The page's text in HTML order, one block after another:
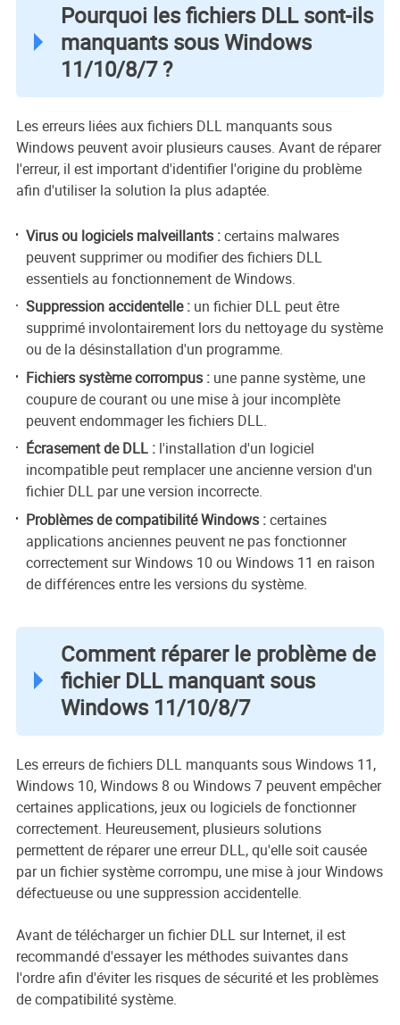
Pourquoi les fichiers DLL sont-ils
manquants sous Windows
11/10/8/7 ?
Les erreurs liées aux fichiers DLL manquants sous
Windows peuvent avoir plusieurs causes. Avant de réparer
l'erreur, il est important d'identifier l'origine du problème
afin d'utiliser la solution la plus adaptée.
Virus ou logiciels malveillants :certains malwares
peuvent supprimer ou modifier des fichiers DLL
essentiels au fonctionnement de Windows.
Suppression accidentelle : un fichier DLL peut être
supprimé involontairement lors du nettoyage du système
ou de la désinstallation d'un programme.
Fichiers système corrompus : une panne système, une
coupure de courant ou une mise à jour incomplète
peuvent endommager les fichiers DLL.
Écrasement de DLL : l'installation d'un logiciel
incompatible peut remplacer une ancienne version d'un
fichier DLL par une version incorrecte.
Problèmes de compatibilité Windows :certaines
applications anciennes peuvent ne pas fonctionner
correctement sur Windows 10 ou Windows 11 en raison
de différences entre les versions du système.
Comment réparer le problème de
fichier DLL manquant sous
Windows 11/10/8/7
Les erreurs de fichiers DLL manquants sous Windows 11,
Windows 10, Windows 8 ou Windows 7 peuvent empêcher
certaines applications, jeux ou logiciels de fonctionner
correctement. Heureusement, plusieurs solutions
permettent de réparer une erreur DLL, qu'elle soit causée
par un fichier système corrompu, une mise à jour Windows
défectueuse ou une suppression accidentelle.
Avant de télécharger un fichier DLL sur Internet, il est
recommandé d'essayer les méthodes suivantes dans
l'ordre afin d'éviter les risques de sécurité et les problèmes
de compatibilité système.